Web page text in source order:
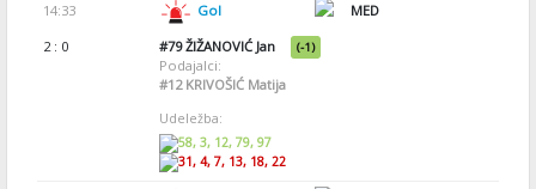
14:33 Gol
MED
2 : 0
#79ŽIŽANOVIĆ Jan (-1)
Podajalci:
#12KRIVOŠIĆ Matija
Udeležba:
58, 3, 12, 79, 97
31, 4, 7, 13, 18, 22